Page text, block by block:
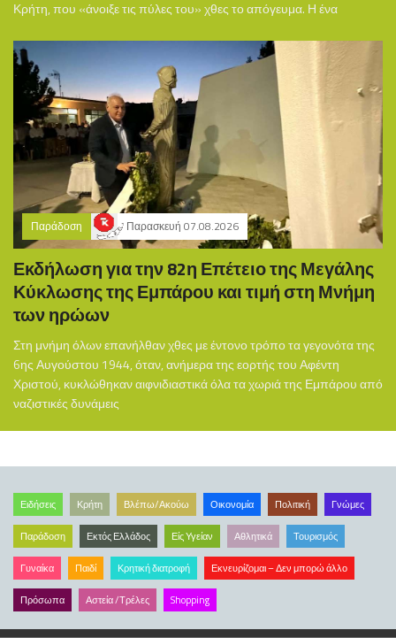
Κρήτη, που «άνοιξε τις πύλες του» χθες το απόγευμα. Η ένα
Παράδοση Παρασκευή 07.08.2026
Εκδήλωση για την 82η Επέτειο της Μεγάλης
Κύκλωσης της Εμπάρου και τιμή στη Μνήμη
των ηρώων
Στη μνήμη όλων επανήλθαν χθες με έντονο τρόπο τα γεγονότα της
6ης Αυγούστου 1944, όταν, ανήμερα της εορτής του Αφέντη
Χριστού, κυκλώθηκαν αιφνιδιαστικά όλα τα χωριά της Εμπάρου από
ναζιστικές δυνάμεις
Ειδήσεις Κρήτη Βλέπω/Ακούω Οικονομία Πολιτική Γνώμες
Παράδοση Εκτός Ελλάδος Είς Υγείαν Αθλητικά Τουρισμός
Γυναίκα Παιδί Κρητική διατροφή Εκνευρίζομαι – Δεν μπορώ άλλο
Πρόσωπα Αστεία /Τρέλες Shopping